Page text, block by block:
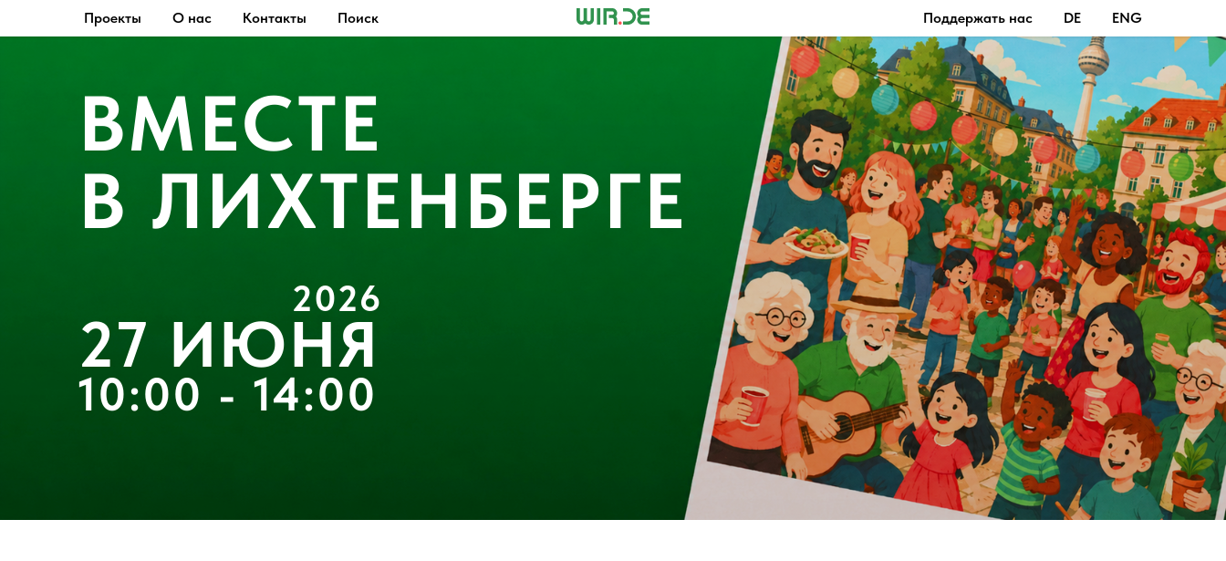
Проекты О нас Контакты Поиск Поддержать нас DE ENG
ВМЕСТЕ
В ЛИХТЕНБЕРГЕ
2026
27 ИЮНЯ
10:00 - 14:00